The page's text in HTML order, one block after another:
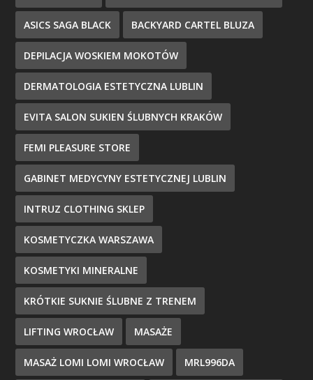
ASICS SAGA BLACK BACKYARD CARTEL BLUZA
DEPILACJA WOSKIEM MOKOTÓW
DERMATOLOGIA ESTETYCZNA LUBLIN
EVITA SALON SUKIEN ŚLUBNYCH KRAKÓW
FEMI PLEASURE STORE
GABINET MEDYCYNY ESTETYCZNEJ LUBLIN
INTRUZ CLOTHING SKLEP
KOSMETYCZKA WARSZAWA
KOSMETYKI MINERALNE
KRÓTKIE SUKNIE ŚLUBNE Z TRENEM
LIFTING WROCŁAW MASAŻE
MASAŻ LOMI LOMI WROCŁAW MRL996DA